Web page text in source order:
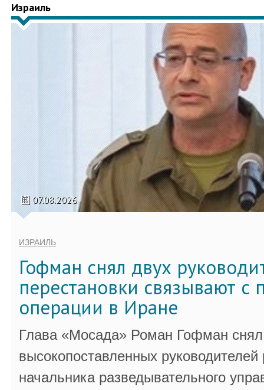
Израиль
07.08.2026
ИЗРАИЛЬ
Гофман снял двух
перестановки связывают с
операции в Иране
Глава «Мосада» Роман Гофман снял
высокопоставленных
начальника разведывательного